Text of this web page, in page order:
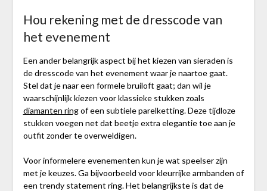
Hou rekening met de dresscode van
het evenement
Een ander belangrijk aspect bij het kiezen van sieraden is
de dresscode van het evenement waar je naartoe gaat.
Stel dat je naar een formele bruiloft gaat; dan wil je
waarschijnlijk kiezen voor klassieke stukken zoals
diamanten ringof een subtiele parelketting. Deze tijdloze
stukken voegen net dat beetje extra elegantie toe aan je
outfit zonder te overweldigen.
Voor informelere evenementen kun je wat speelser zijn
met je keuzes. Ga bijvoorbeeld voor kleurrijke armbanden of
een trendy statement ring. Het belangrijkste is dat de